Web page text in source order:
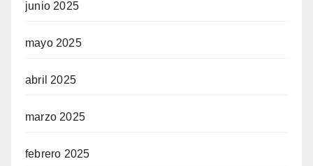
junio 2025
mayo 2025
abril 2025
marzo 2025
febrero 2025